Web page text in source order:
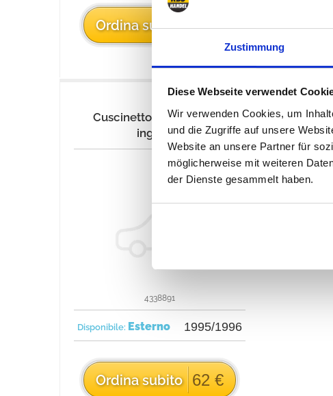
Zustimmung
Diese Webseite verwendet
Wir verwenden Cookies, um
und die Zugriffe auf unsere
Website an unsere Partner für
möglicherweise mit weiteren
der Dienste gesammelt haben.
Ordina subito 21 €
Cuscinetto dell'albero di
ingresso
4338891
Disponibile: Esterno 1995/1996
Ordina subito 62 €